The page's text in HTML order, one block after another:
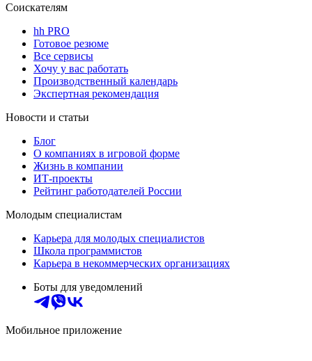
Соискателям
hh PRO
Готовое резюме
Все сервисы
Хочу у вас работать
Производственный календарь
Экспертная рекомендация
Новости и статьи
Блог
О компаниях в игровой форме
Жизнь в компании
ИТ-проекты
Рейтинг работодателей России
Молодым специалистам
Карьера для молодых специалистов
Школа программистов
Карьера в некоммерческих организациях
Боты для уведомлений
Мобильное приложение